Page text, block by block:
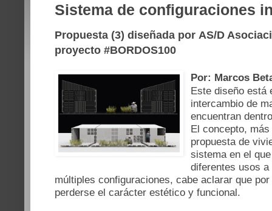
Sistema de configuraciones
Propuesta (3) diseñada por AS/D
proyecto #BORDOS100
Por: Marcos
Este diseño está
intercambio de
encuentran
El concepto,
propuesta de
sistema en el
diferentes usos
múltiples configuraciones, cabe aclarar que
perderse el carácter estético y funcional.